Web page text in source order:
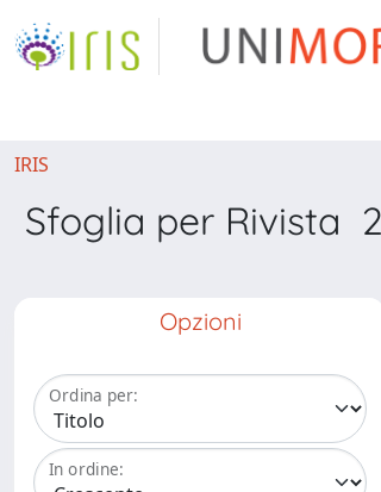
IRIS
Sfoglia per Rivista
Opzioni
Ordina per:
In ordine: